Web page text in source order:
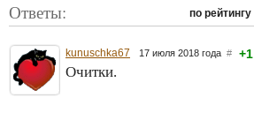
Ответы: по рейтингу
kunuschka67 17 июля 2018 года # +1
Очитки.